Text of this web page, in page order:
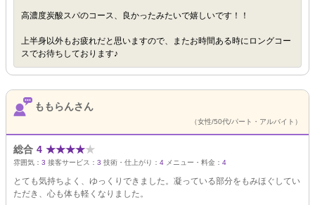
高濃度炭酸スパのコース、良かったみたいで嬉しいです！！
上半身以外もお疲れだと思いますので、またお時間ある時にロングコー
スでお待ちしております♪
ももらんさん
（女性/50代/パート・アルバイト）
総合 4 ★★★★★
雰囲気： 3 接客サービス： 3 技術・仕上がり： 4 メニュー・料金： 4
とても気持ちよく、ゆっくりできました。凝っている部分をもみほぐしてい
ただき、心も体も軽くなりました。